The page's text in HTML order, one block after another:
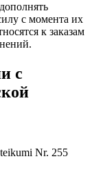
с момента их
к заказам
с
Nr. 255